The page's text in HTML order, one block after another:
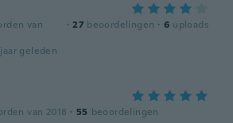
van
· 27 beoordelingen · 6 uploads
geleden
van 2018 · 55 beoordelingen